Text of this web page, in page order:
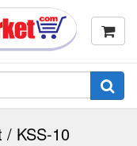
/ KSS-10